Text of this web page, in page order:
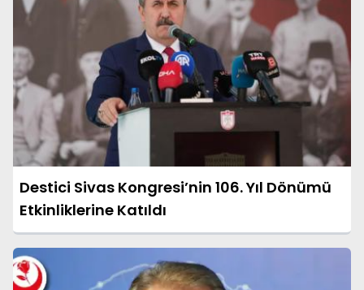
Destici Sivas Kongresi’nin 106. Yıl Dönümü
Etkinliklerine Katıldı